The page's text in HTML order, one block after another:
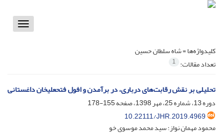
Toggle
کلیدواژه‌ها =شاه سلطان حسین
تعداد مقالات: 1
تحلیلی بر نقش رقابت‌های درباری، در برآمدن و افول فتحعلیخان داغستانی
دوره 13، شماره 25، مهر 1398، صفحه
155-178
10.22111/JHR.2019.4969
محمود مهمان نواز؛ سید محمد موسوی خو